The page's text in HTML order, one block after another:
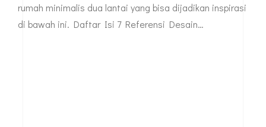
rumah minimalis dua lantai yang bisa dijadikan inspirasi
di bawah ini. Daftar Isi 7 Referensi Desain…